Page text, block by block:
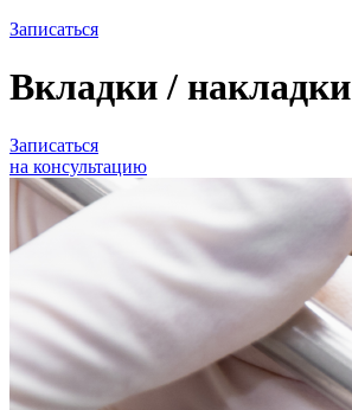
Записаться
Вкладки / накладки
Записаться
на консультацию